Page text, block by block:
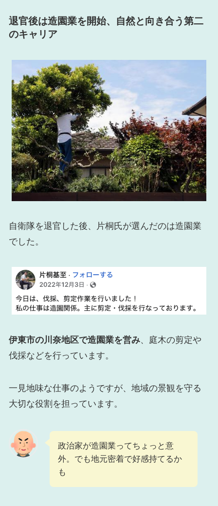
退官後は造園業を開始、自然と向き合う第二
のキャリア
自衛隊を退官した後、片桐氏が選んだのは造園業
でした。
伊東市の川奈地区で造園業を営み、庭木の剪定や
伐採などを行っています。
一見地味な仕事のようですが、地域の景観を守る
大切な役割を担っています。
政治家が造園業ってちょっと意
外。でも地元密着で好感持てるか
も